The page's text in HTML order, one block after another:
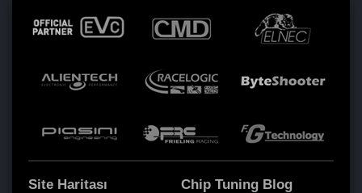
Site Haritası Chip Tuning Blog